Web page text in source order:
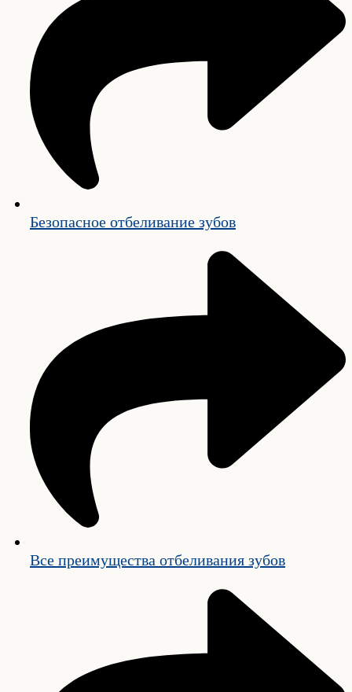
Безопасное отбеливание зубов
Все преимущества отбеливания зубов